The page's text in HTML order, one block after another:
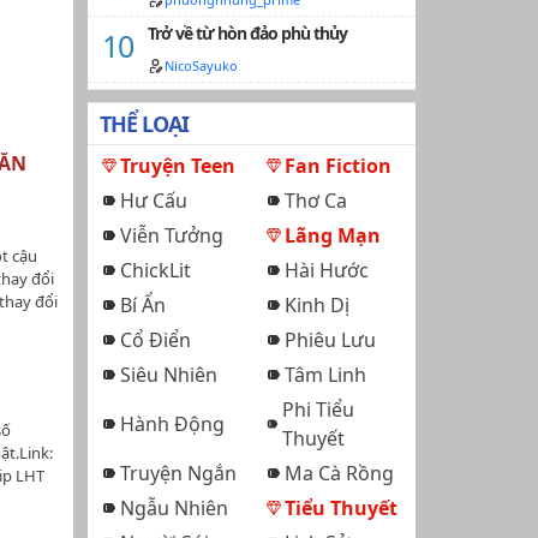
của
trẻ.
Vụ
viết
"Liên
câu
đẽ
cậu
đổi
đổi
có
nhà
hệ
LHT
Trở về từ hòn đảo phù thủy
NicoSayuko
THỂ LOẠI
Truyện Teen
Fan Fiction
Hư Cấu
Thơ Ca
Viễn Tưởng
Lãng Mạn
ChickLit
Hài Hước
Bí Ẩn
Kinh Dị
Cổ Điển
Phiêu Lưu
Siêu Nhiên
Tâm Linh
Hành Động
Phi Tiểu
Thuyết
Truyện Ngắn
Ma Cà Rồng
Ngẫu Nhiên
Tiểu Thuyết